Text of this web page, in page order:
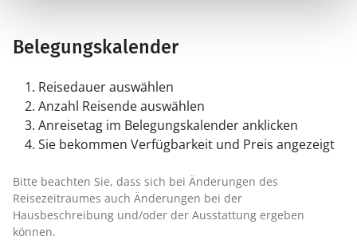
Belegungskalender
Reisedauer auswählen
Anzahl Reisende auswählen
Anreisetag im Belegungskalender anklicken
Sie bekommen Verfügbarkeit und Preis angezeigt
Bitte beachten Sie, dass sich bei Änderungen des
Reisezeitraumes auch Änderungen bei der
Hausbeschreibung und/oder der Ausstattung ergeben
können.